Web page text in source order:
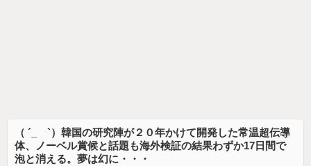
（ ´_ゝ`）韓国の研究陣が２０年かけて開発した常温超伝導
体、ノーベル賞候と話題も海外検証の結果わずか17日間で
泡と消える。夢は幻に・・・